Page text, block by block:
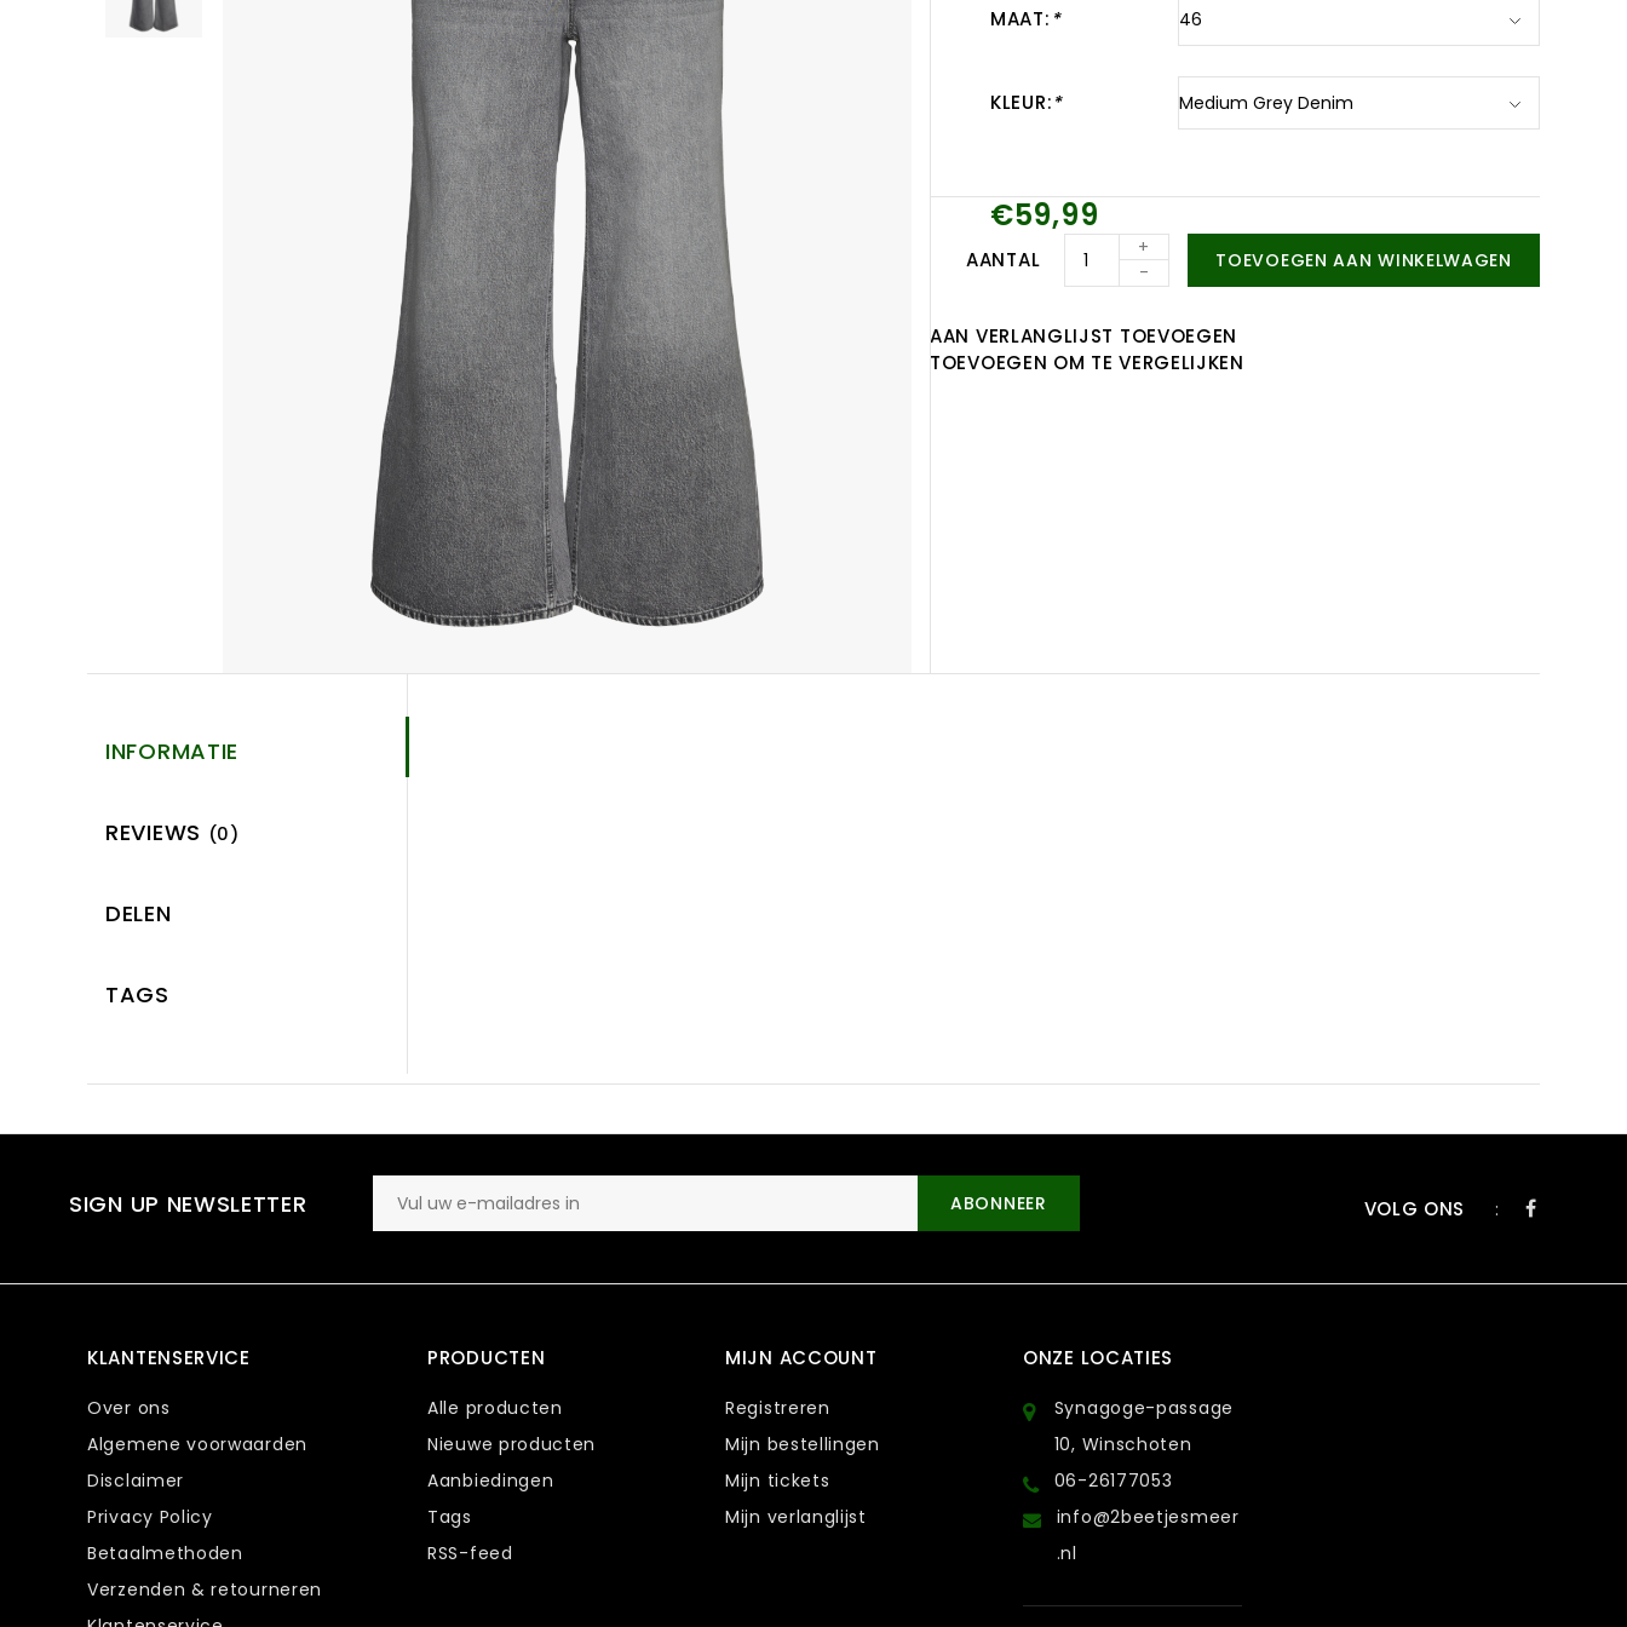
MAAT: *
KLEUR:*
€59,99
AANTAL
+
-
TOEVOEGEN AAN WINKELWAGEN
AAN VERLANGLIJST TOEVOEGEN
TOEVOEGEN OM TE VERGELIJKEN
INFORMATIE
REVIEWS (0)
DELEN
TAGS
SIGN UP NEWSLETTER ABONNEER VOLG ONS :
KLANTENSERVICE
Over ons
Algemene voorwaarden
Disclaimer
Privacy Policy
Betaalmethoden
Verzenden & retourneren
PRODUCTEN
Alle producten
Nieuwe producten
Aanbiedingen
Tags
RSS-feed
MIJN ACCOUNT
Registreren
Mijn bestellingen
Mijn tickets
Mijn verlanglijst
ONZE LOCATIES
Synagoge-passage
10, Winschoten
06-26177053
info@2beetjesmeer
.nl